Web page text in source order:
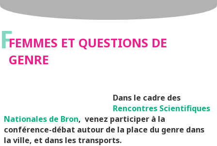
FFEMMES ET QUESTIONS DE
GENRE
Dans le cadre des
Rencontres Scientifiques
Nationales de Bron, venez participer à la
conférence-débat autour de la place du genre dans
la ville, et dans les transports.